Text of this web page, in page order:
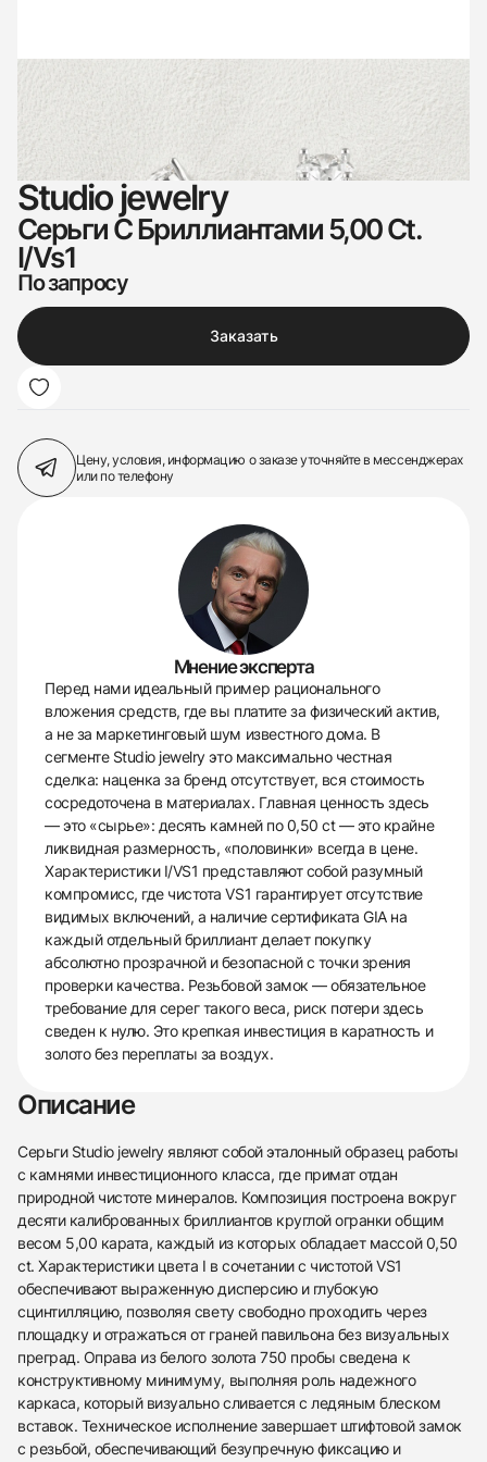
Studio jewelry
Серьги С Бриллиантами 5,00 Ct.
I/Vs1
По запросу
Заказать
Цену, условия, информацию о заказеуточняйте в мессенджерах
или по телефону
Мнение эксперта
Перед нами идеальный пример рационального
вложения средств, где вы платите за физический актив,
а не за маркетинговый шум известного дома. В
сегменте Studio jewelry это максимально честная
сделка: наценка за бренд отсутствует, вся стоимость
сосредоточена в материалах. Главная ценность здесь
— это «сырье»: десять камней по 0,50 ct — это крайне
ликвидная размерность, «половинки» всегда в цене.
Характеристики I/VS1 представляют собой разумный
компромисс, где чистота VS1 гарантирует отсутствие
видимых включений, а наличие сертификата GIA на
каждый отдельный бриллиант делает покупку
абсолютно прозрачной и безопасной с точки зрения
проверки качества. Резьбовой замок — обязательное
требование для серег такого веса, риск потери здесь
сведен к нулю. Это крепкая инвестиция в каратность и
золото без переплаты за воздух.
Описание
Серьги Studio jewelry являют собой эталонный образец работы
с камнями инвестиционного класса, где примат отдан
природной чистоте минералов. Композиция построена вокруг
десяти калиброванных бриллиантов круглой огранки общим
весом 5,00 карата, каждый из которых обладает массой 0,50
ct. Характеристики цвета I в сочетании с чистотой VS1
обеспечивают выраженную дисперсию и глубокую
сцинтилляцию, позволяя свету свободно проходить через
площадку и отражаться от граней павильона без визуальных
преград. Оправа из белого золота 750 пробы сведена к
конструктивному минимуму, выполняя роль надежного
каркаса, который визуально сливается с ледяным блеском
вставок. Техническое исполнение завершает штифтовой замок
с резьбой, обеспечивающий безупречную фиксацию и